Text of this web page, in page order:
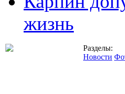
жизнь
Разделы:
Новости